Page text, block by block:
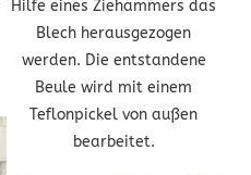
Hilfe eines Ziehammers das
Blech herausgezogen
werden. Die entstandene
Beule wird mit einem
Teflonpickel von außen
bearbeitet.